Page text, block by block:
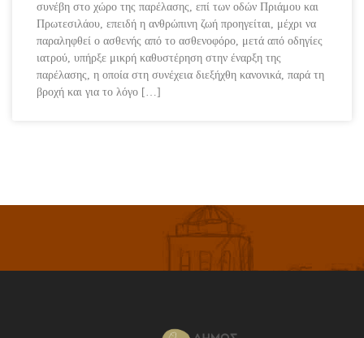
συνέβη στο χώρο της παρέλασης, επί των οδών Πριάμου και
Πρωτεσιλάου, επειδή η ανθρώπινη ζωή προηγείται, μέχρι να
παραληφθεί ο ασθενής από το ασθενοφόρο, μετά από οδηγίες
ιατρού, υπήρξε μικρή καθυστέρηση στην έναρξη της
παρέλασης, η οποία στη συνέχεια διεξήχθη κανονικά, παρά τη
βροχή και για το λόγο […]